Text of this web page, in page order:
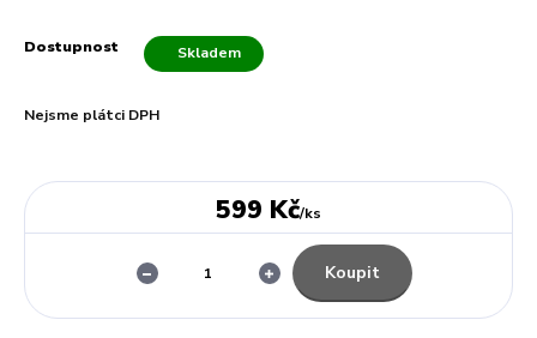
Dostupnost Skladem
Nejsme plátci DPH
599 Kč/ks
Koupit